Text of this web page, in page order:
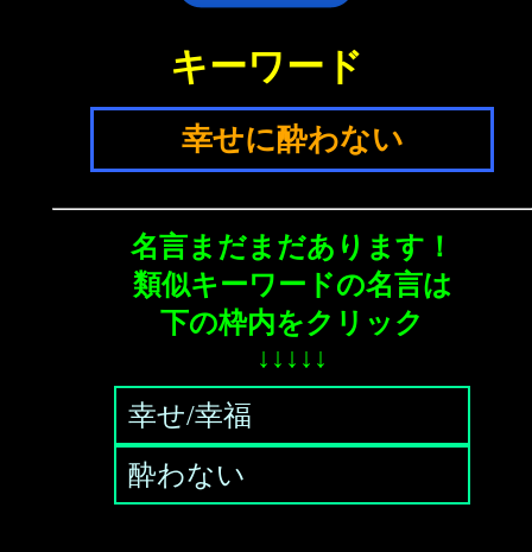
キーワード
幸せに酔わない
名言まだまだあります！
類似キーワードの名言は
下の枠内をクリック
↓↓↓↓↓
幸せ/幸福
酔わない